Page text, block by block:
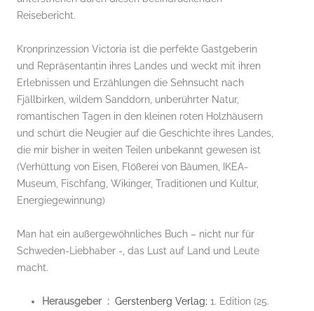
Reisebericht.
Kronprinzession Victoria ist die perfekte Gastgeberin
und Repräsentantin ihres Landes und weckt mit ihren
Erlebnissen und Erzählungen die Sehnsucht nach
Fjällbirken, wildem Sanddorn, unberührter Natur,
romantischen Tagen in den kleinen roten Holzhäusern
und schürt die Neugier auf die Geschichte ihres Landes,
die mir bisher in weiten Teilen unbekannt gewesen ist
(Verhüttung von Eisen, Flößerei von Bäumen, IKEA-
Museum, Fischfang, Wikinger, Traditionen und Kultur,
Energiegewinnung)
Man hat ein außergewöhnliches Buch – nicht nur für
Schweden-Liebhaber -, das Lust auf Land und Leute
macht.
Herausgeber ‏ : ‎ Gerstenberg Verlag; 1. Edition (25.